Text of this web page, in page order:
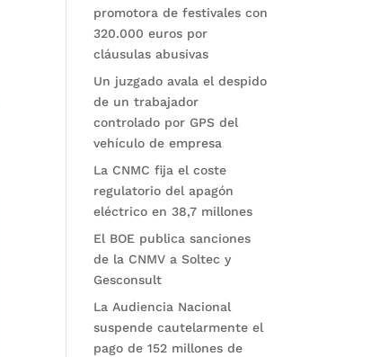
promotora de festivales con
320.000 euros por
cláusulas abusivas
Un juzgado avala el despido
de un trabajador
controlado por GPS del
vehículo de empresa
La CNMC fija el coste
regulatorio del apagón
eléctrico en 38,7 millones
El BOE publica sanciones
de la CNMV a Soltec y
Gesconsult
La Audiencia Nacional
suspende cautelarmente el
pago de 152 millones de